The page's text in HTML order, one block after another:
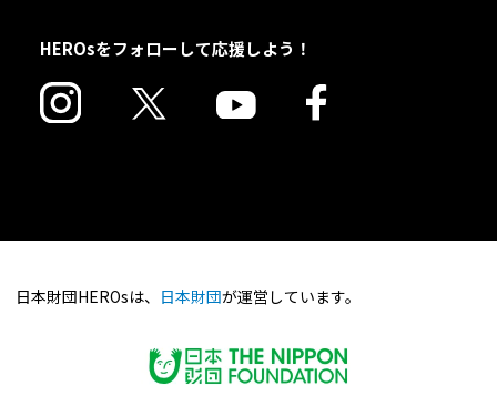
HEROsをフォローして応援しよう！
日本財団HEROsは、 日本財団が運営しています。